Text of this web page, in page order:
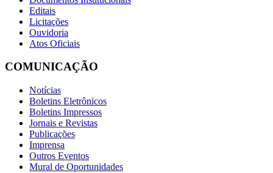
Editais
Licitações
Ouvidoria
Atos Oficiais
COMUNICAÇÃO
Notícias
Boletins Eletrônicos
Boletins Impressos
Jornais e Revistas
Publicações
Imprensa
Outros Eventos
Mural de Oportunidades